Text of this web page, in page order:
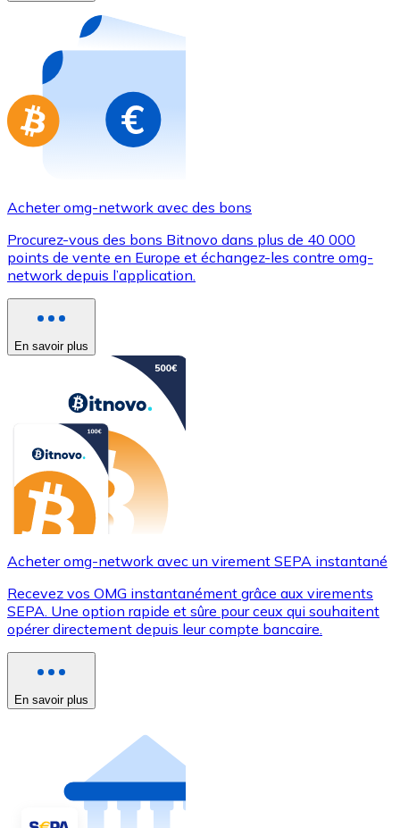
Nouveau
Achetez des cartes-cadeaux de vos marques
Aller à la boutique de cartes-cadeaux
Acheter omg-network avec des bons
Procurez-vous des bons Bitnovo dans plus de 40 000
points de vente en Europe et échangez-les contre omg-
network depuis l’application.
En savoir plus
Acheter omg-network avec un virement SEPA instantané
Recevez vos OMG instantanément grâce aux virements
SEPA. Une option rapide et sûre pour ceux qui souhaitent
opérer directement depuis leur compte bancaire.
En savoir plus